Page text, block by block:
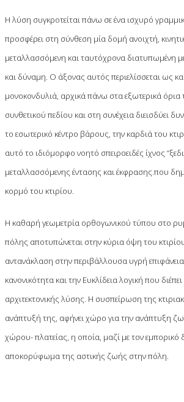
Η λύση συγκροτείται πάνω σε ένα ισχυρό
προσφέρει στη σύνθεση μία δομή ανοιχτή,
μεταλλασσόμενη και ταυτόχρονα διατυπωμένη
και δύναμη. Ο άξονας αυτός περιελίσσεται ως
μονοκονδυλιά, αρχικά πάνω στα εξωτερικά όρια
συνθετικού πεδίου και στη συνέχεια διεισδύει
το εσωτερικό κέντρο βάρους, την καρδιά του
αυτό το ιδιόμορφο νοητό σπειροειδές ίχνος
μεταλλασσόμενης έντασης και έκφρασης.που
κορμό του κτιρίου.
Η καθαρή γεωμετρία ορθογωνικού τύπου στο
πόλης αποτυπώνεται στην κύρια όψη του
αντανάκλαση στην περιβάλλουσα υγρή επιφάνεια
κανονικότητα και την Ευκλίδεια λογική που
αρχιτεκτονικής λύσης. Η συσπείρωση της
ανάπτυξή της, αφήνει χώρο για την ανάπτυξη
χώρου- πλατείας, η οποία, μαζί με τον εμπορικό
αποκορύφωμα της αστικής ζωής στην πόλη.